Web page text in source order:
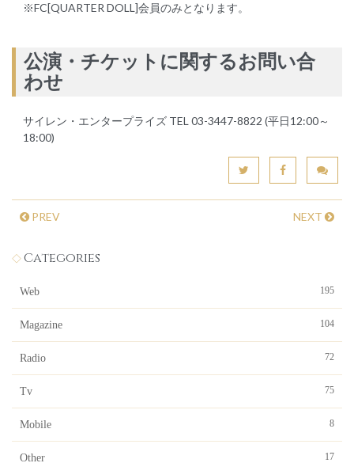
※FC[QUARTER DOLL]会員のみとなります。
公演・チケットに関するお問い合
わせ
サイレン・エンタープライズ TEL 03-3447-8822 (平日12:00～
18:00)
PREV NEXT
Categories
Web 195
Magazine 104
Radio 72
Tv 75
Mobile 8
Other 17